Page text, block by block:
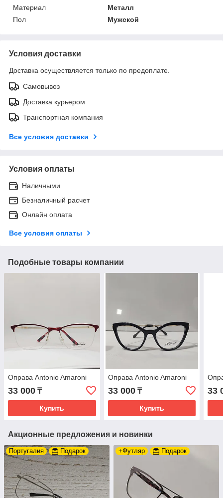
Материал
Металл
Пол
Мужской
Условия доставки
Доставка осуществляется только по предоплате.
Самовывоз
Доставка курьером
Транспортная компания
Все условия доставки
Условия оплаты
Наличными
Безналичный расчет
Онлайн оплата
Все условия оплаты
Подобные товары компании
Оправа Antonio Amaroni
33 000 ₸
Купить
Оправа Antonio Amaroni
33 000₸
Купить
33
Акционные предложения и новинки
Португалия Подарок +Футляр Подарок